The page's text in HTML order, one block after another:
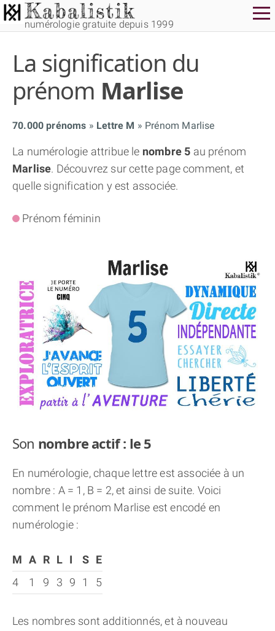
numérologie gratuite depuis 1999
La signification du
prénom Marlise
70.000 prénoms Lettre M Prénom Marlise
La numérologie attribue le nombre 5 au prénom
Marlise. Découvrez sur cette page comment, et
quelle signification y est associée.
Prénom féminin
Son nombre actif : le 5
En numérologie, chaque lettre est associée à un
nombre : A = 1, B = 2, et ainsi de suite. Voici
comment le prénom Marlise est encodé en
numérologie :
M A R L I S E
4
1 9 3 9 1 5
Les nombres sont additionnés, et à nouveau
THÈME GRATUIT
THÈME NUMÉROLOGIQUE APPROFONDI
THÈME TEMPOREL
THÈME « DOUBLE JE »
APPRENDRE LA NUMÉROLOGIE
EXPLORER LA NUMÉROLOGIE
70.000 PRÉNOMS
(À PROPOS)